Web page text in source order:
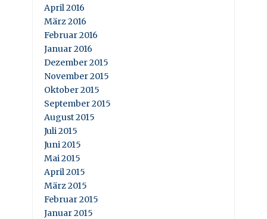
April 2016
März 2016
Februar 2016
Januar 2016
Dezember 2015
November 2015
Oktober 2015
September 2015
August 2015
Juli 2015
Juni 2015
Mai 2015
April 2015
März 2015
Februar 2015
Januar 2015